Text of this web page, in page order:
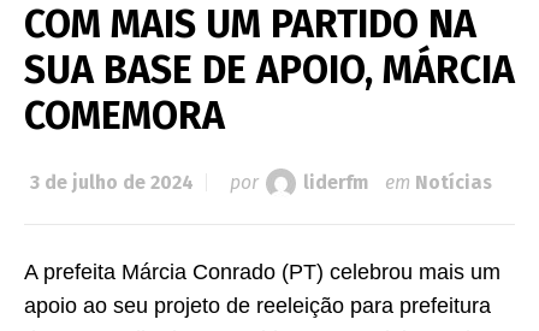
COM MAIS UM PARTIDO NA
SUA BASE DE APOIO, MÁRCIA
COMEMORA
3 de julho de 2024 por liderfm em Notícias
A prefeita Márcia Conrado (PT) celebrou mais um
apoio ao seu projeto de reeleição para prefeitura